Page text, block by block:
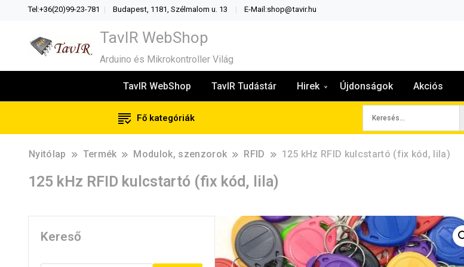
Tel:+36(20)99-23-781 Budapest, 1181, Szélmalom u. 13 E-Mail:shop@tavir.hu
TavIR WebShop
Arduino és Mikrokontroller Világ
TavIR WebShop TavIR Tudástár Hirek Újdonságok Akciós
Fő kategóriák
Nyitólap Termék Modulok, szenzorok RFID 125 kHz RFID kulcstartó (fix kód, lila)
125 kHz RFID kulcstartó (fix kód, lila)
Kereső